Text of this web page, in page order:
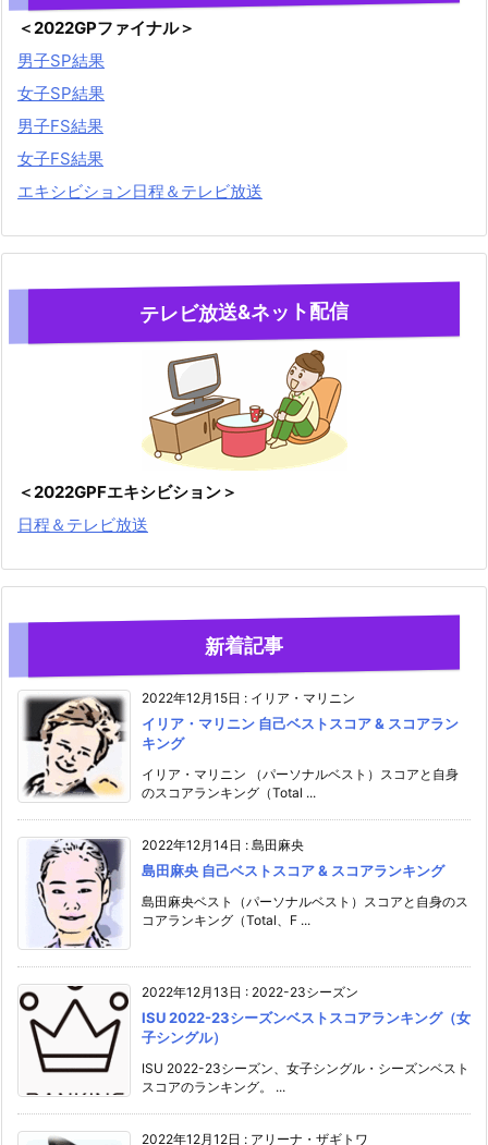
＜2022GPファイナル＞
男子SP結果
女子SP結果
男子FS結果
女子FS結果
エキシビション日程＆テレビ放送
テレビ放送&ネット配信
＜2022GPFエキシビション＞
日程＆テレビ放送
新着記事
2022年12月15日 : イリア・マリニン
イリア・マリニン 自己ベストスコア & スコアラン
キング
イリア・マリニン （パーソナルベスト）スコアと自身
のスコアランキング（Total ...
2022年12月14日 : 島田麻央
島田麻央 自己ベストスコア & スコアランキング
島田麻央ベスト（パーソナルベスト）スコアと自身のス
コアランキング（Total、F ...
2022年12月13日 : 2022-23シーズン
ISU 2022-23シーズンベストスコアランキング（女
子シングル）
ISU 2022-23シーズン、女子シングル・シーズンベスト
スコアのランキング。 ...
2022年12月12日 : アリーナ・ザギトワ